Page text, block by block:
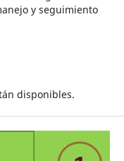
y seguimiento
disponibles.